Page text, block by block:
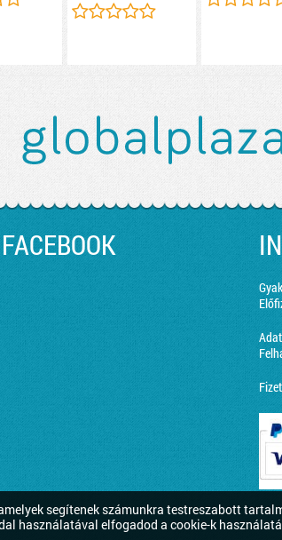
segítenek számunkra testreszabott
használatával elfogadod a cookie-k
FACEBOOK